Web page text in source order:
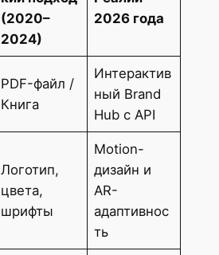
(2020–
2024)
2026 года
PDF-файл /
Книга
Интерактив
ный Brand
Hub с API
Логотип,
цвета,
шрифты
Motion-
дизайн и
AR-
адаптивнос
ть